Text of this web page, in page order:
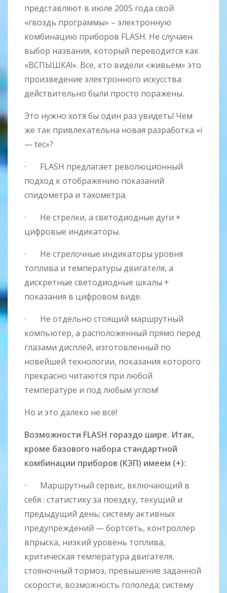
представляют в июле 2005 года свой
«гвоздь программы» – электронную
комбинацию приборов FLASH. Не случаен
выбор названия, который переводится как
«ВСПЫШКА!». Все, кто видели «живьем» это
произведение электронного искусства
действительно были просто поражены.
Это нужно хотя бы один раз увидеть! Чем
же так привлекательна новая разработка «i
— tec»?
· FLASH предлагает революционный
подход к отображению показаний
спидометра и тахометра.
· Не стрелки, а светодиодные дуги +
цифровые индикаторы.
· Не стрелочные индикаторы уровня
топлива и температуры двигателя, а
дискретные светодиодные шкалы +
показания в цифровом виде.
· Не отдельно стоящий маршрутный
компьютер, а расположенный прямо перед
глазами дисплей, изготовленный по
новейшей технологии, показания которого
прекрасно читаются при любой
температуре и под любым углом!
Но и это далеко не всё!
Возможности FLASH гораздо шире. Итак,
кроме базового набора стандартной
комбинации приборов (КЭП) имеем (+):
· Маршрутный сервис, включающий в
себя : статистику за поездку, текущий и
предыдущий день; систему активных
предупреждений — бортсеть, контроллер
впрыска, низкий уровень топлива,
критическая температура двигателя,
стояночный тормоз, превышение заданной
скорости, возможность гололеда; систему